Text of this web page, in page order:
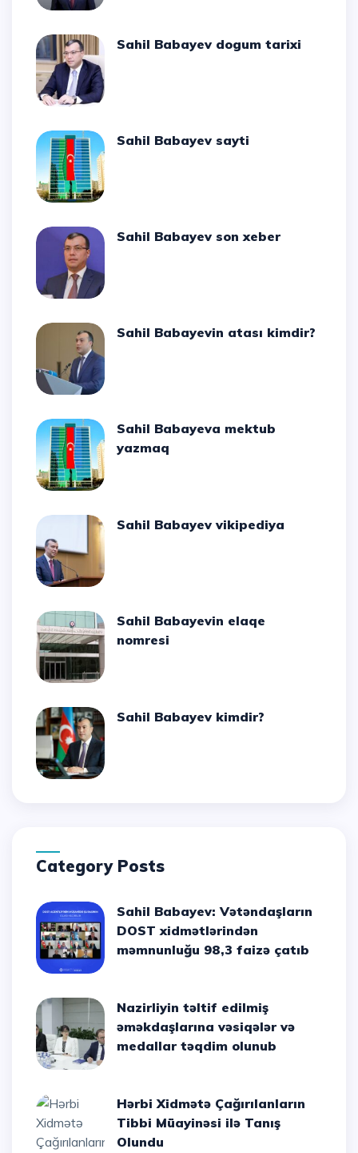
Sahil Babayev dogum tarixi
Sahil Babayev sayti
Sahil Babayev son xeber
Sahil Babayevin atası kimdir?
Sahil Babayeva mektub
yazmaq
Sahil Babayev vikipediya
Sahil Babayevin elaqe
nomresi
Sahil Babayev kimdir?
Category Posts
Sahil Babayev: Vətəndaşların
DOST xidmətlərindən
məmnunluğu 98,3 faizə çatıb
Nazirliyin təltif edilmiş
əməkdaşlarına vəsiqələr və
medallar təqdim olunub
Hərbi Xidmətə Çağırılanların
Tibbi Müayinəsi ilə Tanış
Olundu